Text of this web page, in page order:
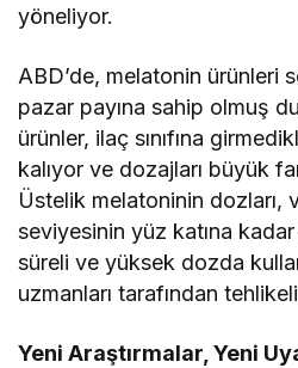
yöneliyor.
ABD’de, melatonin ürünleri
pazar payına sahip olmuş
ürünler, ilaç sınıfına
kalıyor ve dozajları büyük
Üstelik melatoninin dozları,
seviyesinin yüz katına
süreli ve yüksek dozda
uzmanları tarafından
Yeni Araştırmalar, Yeni